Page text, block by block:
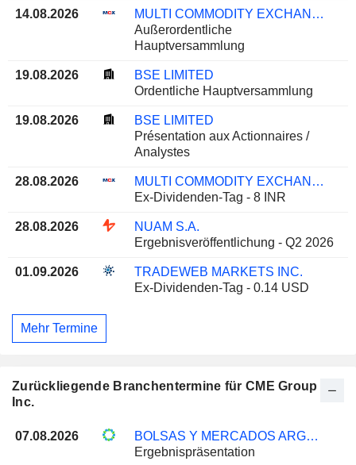
14.08.2026
MULTI COMMODITY EXCHANGE OF INDIA LIMITED
Außerordentliche
Hauptversammlung
19.08.2026
BSE LIMITED
Ordentliche Hauptversammlung
19.08.2026
BSE LIMITED
Présentation aux Actionnaires /
Analystes
28.08.2026
MULTI COMMODITY EXCHANGE OF INDIA LIMITED
Ex-Dividenden-Tag - 8 INR
28.08.2026
NUAM S.A.
Ergebnisveröffentlichung - Q2 2026
01.09.2026
TRADEWEB MARKETS INC.
Ex-Dividenden-Tag - 0.14 USD
Mehr Termine
Zurückliegende Branchentermine für CME Group
Inc.
07.08.2026
BOLSAS Y MERCADOS ARGENTINOS S.A.
Ergebnispräsentation